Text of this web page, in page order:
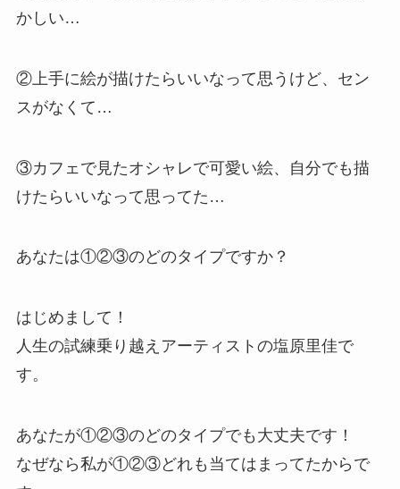
かしい…
②上手に絵が描けたらいいなって思うけど、セン
スがなくて…
③カフェで見たオシャレで可愛い絵、自分でも描
けたらいいなって思ってた…
あなたは①②③のどのタイプですか？
はじめまして！
人生の試練乗り越えアーティストの塩原里佳で
す。
あなたが①②③のどのタイプでも大丈夫です！
なぜなら私が①②③どれも当てはまってたからで